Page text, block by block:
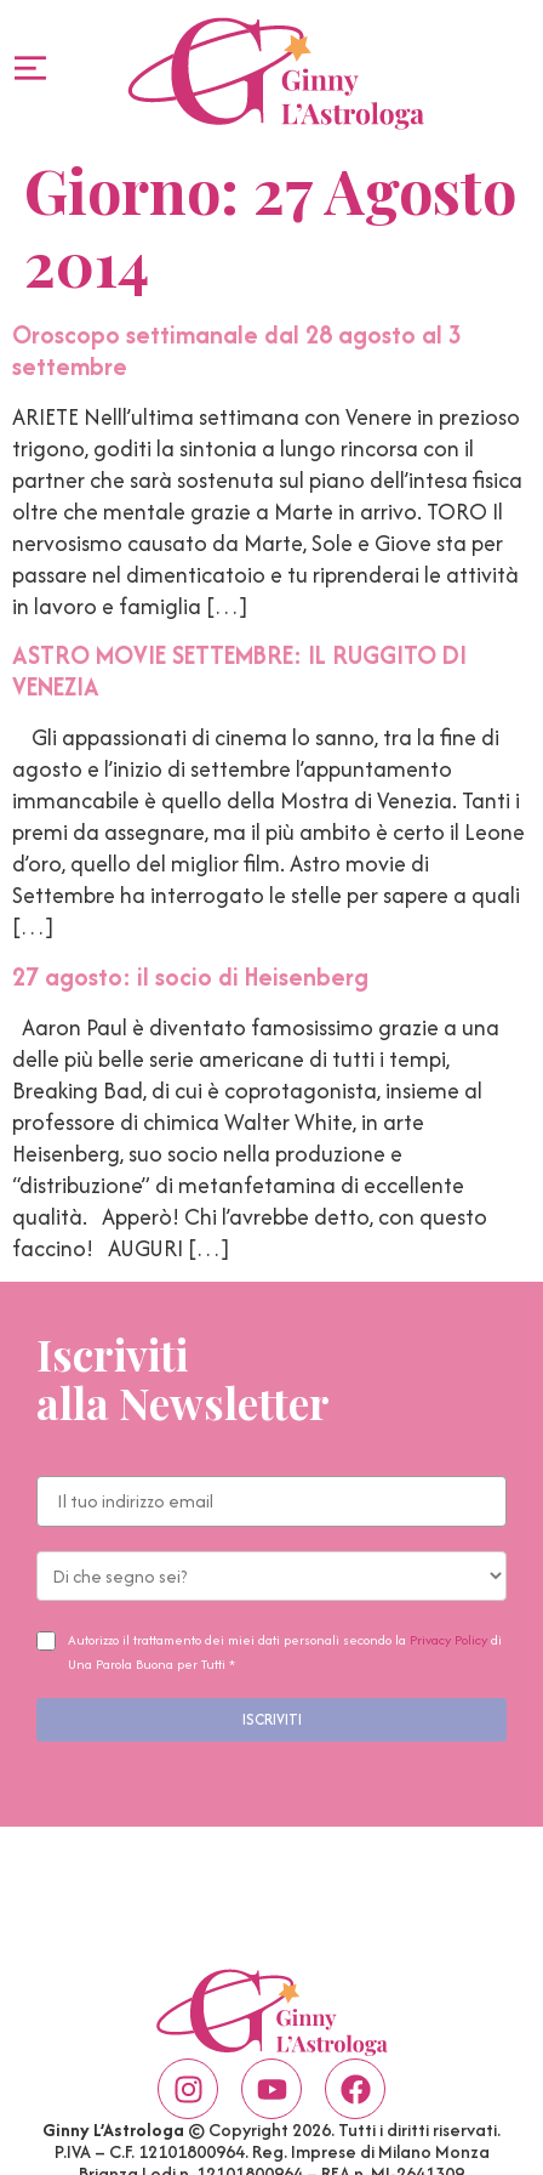
Giorno: 27 Agosto
2014
Oroscopo settimanale dal 28 agosto al 3
settembre
ARIETE Nelll’ultima settimana con Venere in prezioso
trigono, goditi la sintonia a lungo rincorsa con il
partner che sarà sostenuta sul piano dell’intesa fisica
oltre che mentale grazie a Marte in arrivo. TORO Il
nervosismo causato da Marte, Sole e Giove sta per
passare nel dimenticatoio e tu riprenderai le attività
in lavoro e famiglia […]
ASTRO MOVIE SETTEMBRE: IL RUGGITO DI
VENEZIA
Gli appassionati di cinema lo sanno, tra la fine di
agosto e l’inizio di settembre l’appuntamento
immancabile è quello della Mostra di Venezia. Tanti i
premi da assegnare, ma il più ambito è certo il Leone
d’oro, quello del miglior film. Astro movie di
Settembre ha interrogato le stelle per sapere a quali
[…]
27 agosto: il socio di Heisenberg
Aaron Paul è diventato famosissimo grazie a una
delle più belle serie americane di tutti i tempi,
Breaking Bad, di cui è coprotagonista, insieme al
professore di chimica Walter White, in arte
Heisenberg, suo socio nella produzione e
“distribuzione” di metanfetamina di eccellente
qualità. Apperò! Chi l’avrebbe detto, con questo
faccino! AUGURI […]
Iscriviti
alla Newsletter
Autorizzo il trattamento dei miei dati personali secondo la Privacy Policydi
Una Parola Buona per Tutti *
ISCRIVITI
Ginny L’Astrologa © Copyright 2026. Tutti i diritti riservati.
P.IVA – C.F. 12101800964. Reg. Imprese di Milano Monza